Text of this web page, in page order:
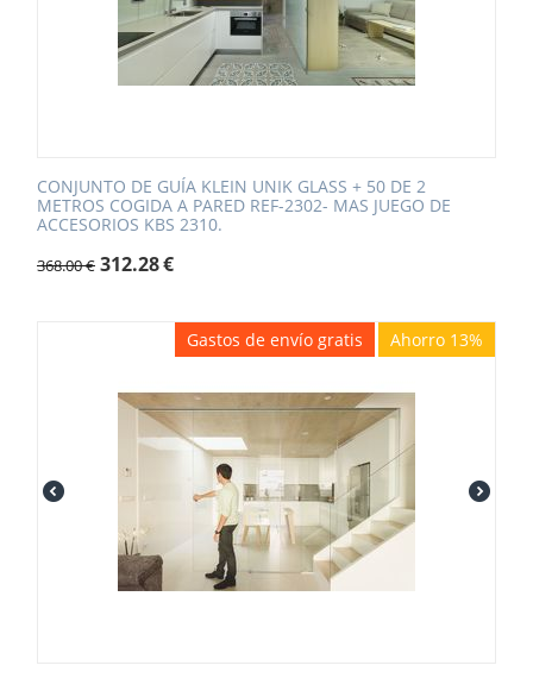
CONJUNTO DE GUÍA KLEIN UNIK GLASS + 50 DE 2
METROS COGIDA A PARED REF-2302- MAS JUEGO DE
ACCESORIOS KBS 2310.
368.00€ 312.28€
Gastos de envío gratis Ahorro 13%